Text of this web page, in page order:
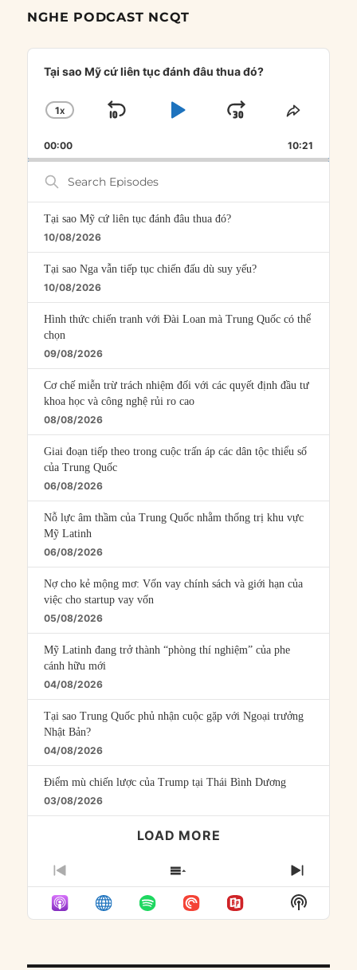
NGHE PODCAST NCQT
Audio
Player
Tại sao Mỹ cứ liên tục đánh đâu thua đó?
CHANGE
RATE
1X
SKIP
PLAYJUMP
FORWARD
SHARE
00:00 10:21
Search
Episodes
Tại sao Mỹ cứ liên tục đánh đâu thua đó?
10/08/2026
Tại sao Nga vẫn tiếp tục chiến đấu dù suy yếu?
10/08/2026
Hình thức chiến tranh với Đài Loan mà Trung Quốc có thể
chọn
09/08/2026
Cơ chế miễn trừ trách nhiệm đối với các quyết định đầu tư
khoa học và công nghệ rủi ro cao
08/08/2026
Giai đoạn tiếp theo trong cuộc trấn áp các dân tộc thiểu số
của Trung Quốc
06/08/2026
Nỗ lực âm thầm của Trung Quốc nhằm thống trị khu vực
Mỹ Latinh
06/08/2026
Nợ cho kẻ mộng mơ: Vốn vay chính sách và giới hạn của
việc cho startup vay vốn
05/08/2026
Mỹ Latinh đang trở thành “phòng thí nghiệm” của phe
cánh hữu mới
04/08/2026
Tại sao Trung Quốc phủ nhận cuộc gặp với Ngoại trưởng
Nhật Bản?
04/08/2026
Điểm mù chiến lược của Trump tại Thái Bình Dương
03/08/2026
LOAD MORE
PREVIOUS
EPISODE
SHOW
EPISODES
LIST
NEXT
Show
Podcast